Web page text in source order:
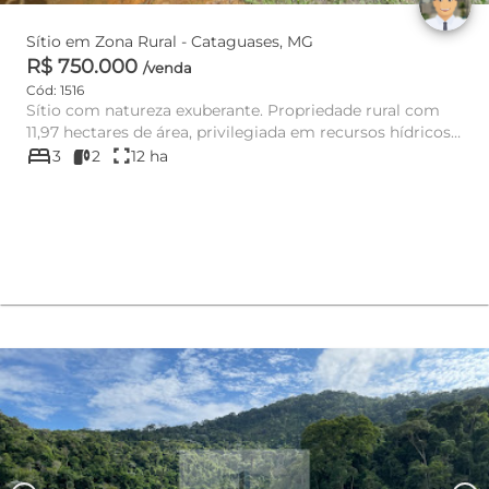
Sítio em Zona Rural - Cataguases, MG
R$ 750.000 /venda
Cód: 1516
Sítio com natureza exuberante. Propriedade rural com
11,97 hectares de área, privilegiada em recursos hídricos,
com 5 aç...
bed3 2 fullscreen12 ha